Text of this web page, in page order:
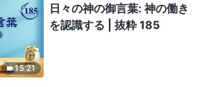
15:21
日々の神の御言葉: 神の働き
を認識する | 抜粋 185